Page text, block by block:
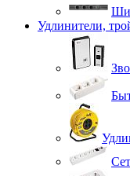
Удлинители,